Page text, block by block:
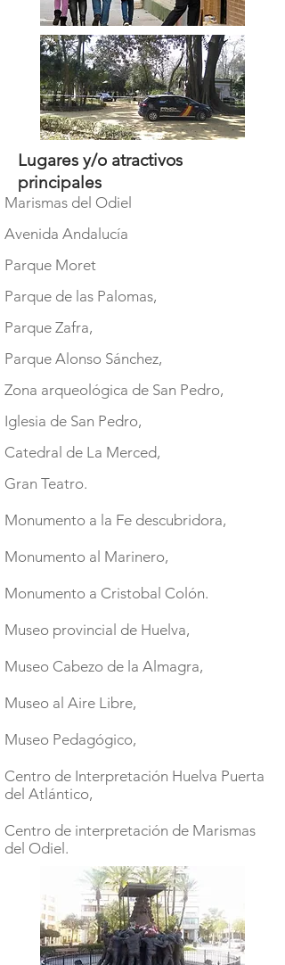
Lugares y/o atractivos
principales
Marismas del Odiel
Avenida Andalucía
Parque Moret
Parque de las Palomas,
Parque Zafra,
Parque Alonso Sánchez,
Zona arqueológica de San Pedro,
Iglesia de San Pedro,
Catedral de La Merced,
Gran Teatro.
Monumento a la Fe descubridora,
Monumento al Marinero,
Monumento a Cristobal Colón.
Museo provincial de Huelva,
Museo Cabezo de la Almagra,
Museo al Aire Libre,
Museo Pedagógico,
Centro de Interpretación Huelva Puerta
del Atlántico,
Centro de interpretación de Marismas
del Odiel.